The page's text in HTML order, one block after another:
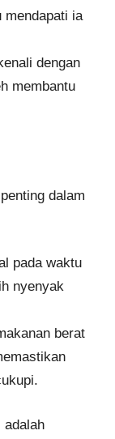
mendapati ia
dengan
membantu
dalam
pada waktu
nyenyak
berat
adalah